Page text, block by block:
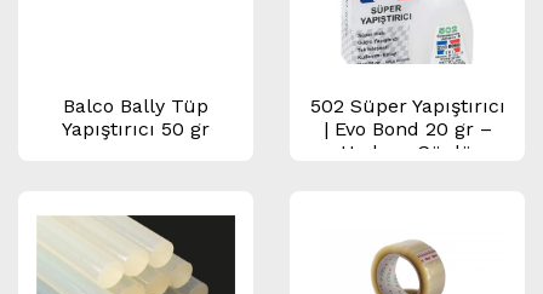
Balco Bally Tüp
Yapıştırıcı 50 gr
502 Süper Yapıştırıcı
| Evo Bond 20 gr –
Hızlı ve Güçlü